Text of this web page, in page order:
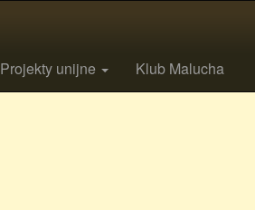
Projekty unijne Klub Malucha